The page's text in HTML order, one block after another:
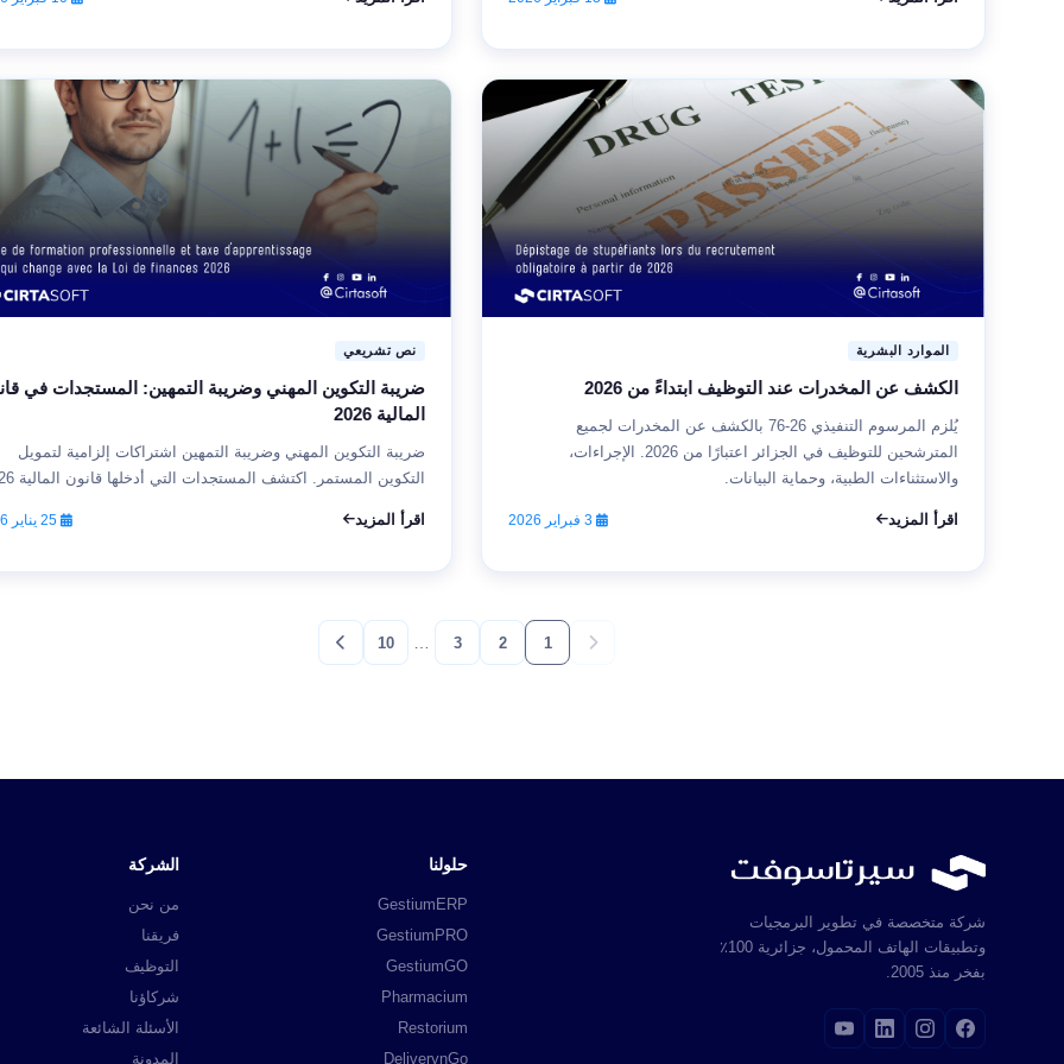
الموارد البشرية
الكشف عن المخدرات عند التوظيف ابتداءً من 2026
يُلزم المرسوم التنفيذي 26-76 بالكشف عن المخدرات لجميع
المترشحين للتوظيف في الجزائر اعتبارًا من 2026. الإجراءات،
والاستثناءات الطبية، وحماية البيانات.
اقرأ المزيد
نص تشريعي
ضريبة التكوين المهني وضريبة التمهين: المستجدات في
المالية 2026
ضريبة التكوين المهني وضريبة التمهين اشتراكات إلزامية لتمويل
التكوين المستمر. اكتشف المستجدات التي أدخلها قانون المالية 2026.
اقرأ المزيد
1
2
3
10
شركة متخصصة في تطوير البرمجيات
وتطبيقات الهاتف المحمول، جزائرية 100٪
بفخر منذ 2005.
حلولنا
GestiumERP
GestiumPRO
GestiumGO
Pharmacium
Restorium
DeliverynGo
الشركة
من نحن
فريقنا
التوظيف
شركاؤنا
الأسئلة الشائعة
المدونة